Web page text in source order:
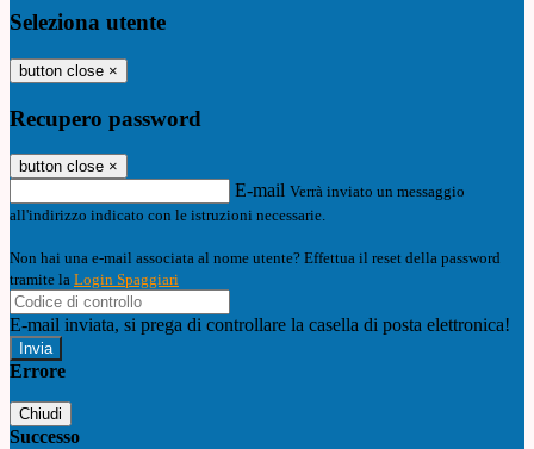
Seleziona utente
button close ×
Recupero password
button close ×
E-mail Verrà inviato un messaggio
all'indirizzo indicato con le istruzioni necessarie.
Non hai una e-mail associata al nome utente? Effettua il reset della password
tramite la Login Spaggiari
E-mail inviata, si prega di controllare la casella di posta elettronica!
Errore
Chiudi
Successo